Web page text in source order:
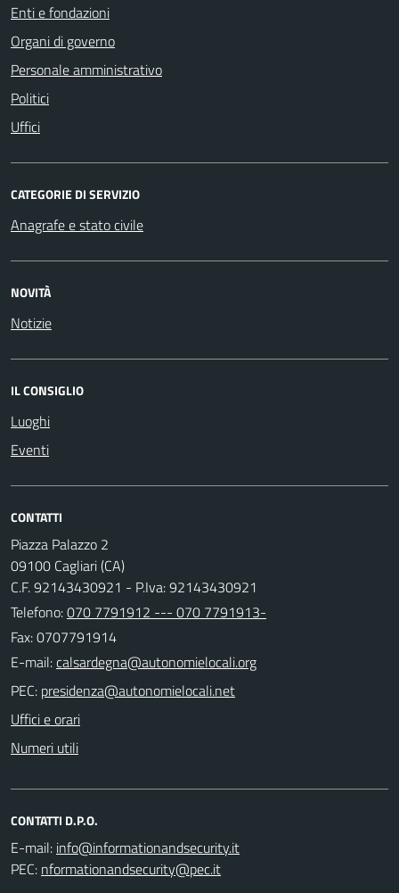
Enti e fondazioni
Organi di governo
Personale amministrativo
Politici
Uffici
CATEGORIE DI SERVIZIO
Anagrafe e stato civile
NOVITÀ
Notizie
IL CONSIGLIO
Luoghi
Eventi
CONTATTI
Piazza Palazzo 2
09100 Cagliari (CA)
C.F. 92143430921 - P.Iva: 92143430921
Telefono:070 7791912 --- 070 7791913-
Fax: 0707791914
E-mail:
PEC:
Uffici e orari
Numeri utili
CONTATTI D.P.O.
E-mail:
PEC: